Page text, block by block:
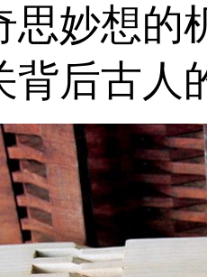
思妙想的
背后古